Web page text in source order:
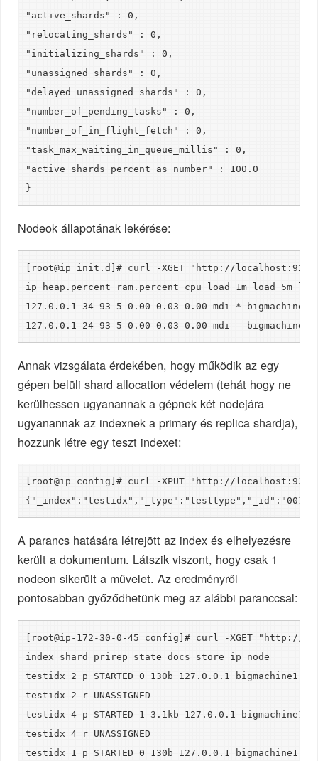
"active_shards" : 0,
"relocating_shards" : 0,
"initializing_shards" : 0,
"unassigned_shards" : 0,
"delayed_unassigned_shards" : 0,
"number_of_pending_tasks" : 0,
"number_of_in_flight_fetch" : 0,
"task_max_waiting_in_queue_millis" : 0,
"active_shards_percent_as_number" : 100.0
}
Nodeok állapotának lekérése:
[root@ip init.d]# curl -XGET "http://
ip heap.percent ram.percent cpu load_1m load_5m
127.0.0.1 34 93 5 0.00 0.03 0.00 mdi * bigmachine1-
127.0.0.1 24 93 5 0.00 0.03 0.00 mdi - bigmachine1-
Annak vizsgálata érdekében, hogy működik az egy
gépen belüli shard allocation védelem (tehát hogy ne
kerülhessen ugyanannak a gépnek két nodejára
ugyanannak az indexnek a primary és replica shardja),
hozzunk létre egy teszt indexet:
[root@ip config]# curl -XPUT "http://
A parancs hatására létrejött az index és elhelyezésre
került a dokumentum. Látszik viszont, hogy csak 1
nodeon sikerült a művelet. Az eredményről
pontosabban győződhetünk meg az alábbi paranccsal:
[root@ip-172-30-0-45 config]# curl -XGET "http://
index shard prirep state docs store ip node
testidx 2 p STARTED 0 130b 127.0.0.1 bigmachine1-
testidx 2 r UNASSIGNED
testidx 4 p STARTED 1 3.1kb 127.0.0.1 bigmachine1-
testidx 4 r UNASSIGNED
testidx 1 p STARTED 0 130b 127.0.0.1 bigmachine1-